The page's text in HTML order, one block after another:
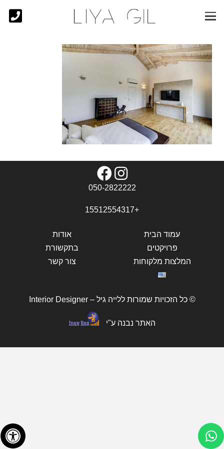
עמוד הבית
אודות
פרויקטים
בתקשורת
המלצות מלקוחות
צור קשר
© כל הזכויות שמורות ללייה גיל – Interior Designer
האתר נבנה ע"י
050-2822222
+15512554317